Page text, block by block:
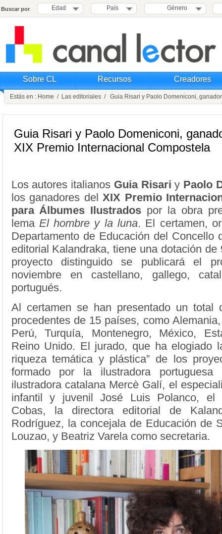
Buscar por Edad País Género
Sobre CL Recursos Creadores
Estás en : Home / Las editoriales / Guia Risari y Paolo Domeniconi,
Guia Risari y Paolo Domeniconi,
XIX Premio Internacional Compostela
Los autores italianos Guia Risari y Paolo
los ganadores del XIX Premio
para Álbumes Ilustrados por la obra
lema El hombre y la luna. El certamen,
Departamento de Educación del Concello
editorial Kalandraka, tiene una dotación de
proyecto distinguido se publicará el
noviembre en castellano, gallego,
portugués.
Al certamen se han presentado un total
procedentes de 15 países, como
Perú, Turquía, Montenegro, México,
Reino Unido. El jurado, que ha elogiado
riqueza temática y plástica” de los
formado por la ilustradora
ilustradora catalana Mercè Galí, el
infantil y juvenil José Luis Polanco, el
Cobas, la directora editorial de
Rodríguez, la concejala de Educación de
Louzao, y Beatriz Varela como secretaria.